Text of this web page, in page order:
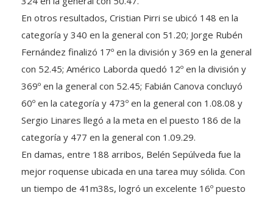
En otros resultados, Cristian Pirri se ubicó 148 en la
categoría y 340 en la general con 51.20; Jorge Rubén
Fernández finalizó 17º en la división y 369 en la general
con 52.45; Américo Laborda quedó 12º en la división y
369º en la general con 52.45; Fabián Canova concluyó
60º en la categoría y 473º en la general con 1.08.08 y
Sergio Linares llegó a la meta en el puesto 186 de la
categoría y 477 en la general con 1.09.29.
En damas, entre 188 arribos, Belén Sepúlveda fue la
mejor roquense ubicada en una tarea muy sólida. Con
un tiempo de 41m38s, logró un excelente 16º puesto
de la general y el 10º en su división.